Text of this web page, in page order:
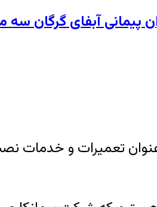
پیمانی آبفای گرگان
عنوان تعمیرات و